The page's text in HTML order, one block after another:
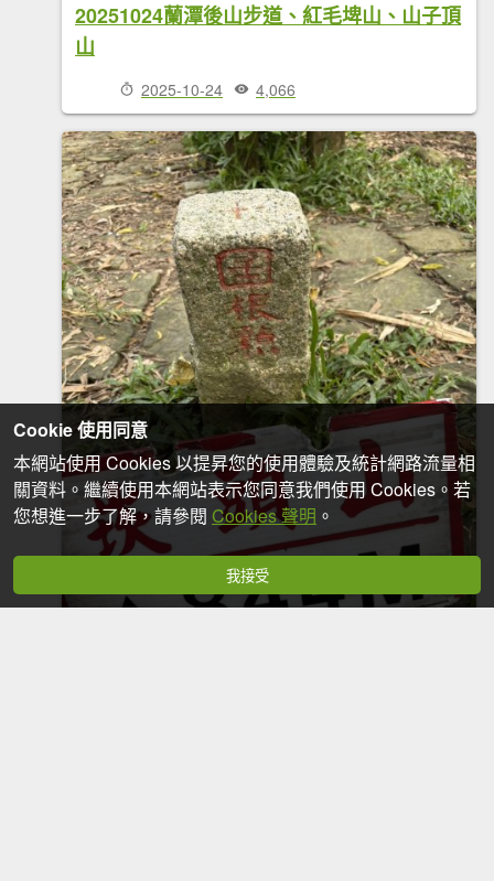
20251024蘭潭後山步道、紅毛埤山、山子頂
山
2025-10-24 4,066
Cookie 使用同意
本網站使用 Cookies 以提昇您的使用體驗及統計網路流量相
關資料。繼續使用本網站表示您同意我們使用 Cookies。若
您想進一步了解，請參閱 Cookies 聲明 。
我接受